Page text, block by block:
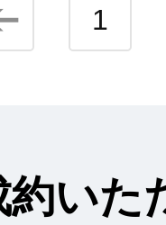
1
約いた